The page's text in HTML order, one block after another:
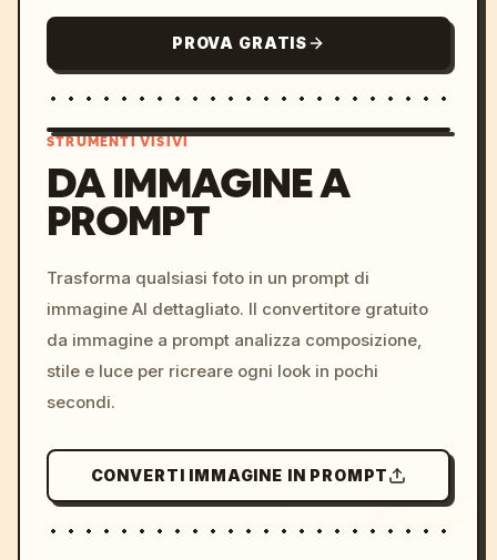
PROVA GRATIS
colors, 8k --v 6.0
STRUMENTI VISIVI
DA IMMAGINE A
PROMPT
Trasforma qualsiasi foto in un prompt di
immagine AI dettagliato. Il convertitore gratuito
da immagine a prompt analizza composizione,
stile e luce per ricreare ogni look in pochi
secondi.
CONVERTI IMMAGINE IN PROMPT